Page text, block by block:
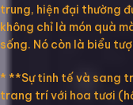
trung, hiện đại thường
không chỉ là món quà
sống. Nó còn là biểu
* **Sự tinh tế và sang
trang trí với hoa tươi